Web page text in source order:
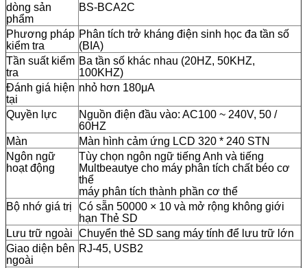
dòng sản
phẩm
BS-BCA2C
Phương pháp
kiểm tra
Phân tích trở kháng điện sinh học đa tần số
(BIA)
Tần suất kiểm
tra
Ba tần số khác nhau (20HZ, 50KHZ,
100KHZ)
Đánh giá hiện
tại
nhỏ hơn 180μA
Quyền lực
Nguồn điện đầu vào: AC100 ~ 240V, 50 /
60HZ
Màn
Màn hình cảm ứng LCD 320 * 240 STN
Ngôn ngữ
hoạt động
Tùy chọn ngôn ngữ tiếng Anh và tiếng
Multbeautye cho máy phân tích chất béo cơ
thể
máy phân tích thành phần cơ thể
Bộ nhớ giá trị
Có sẵn 50000 × 10 và mở rộng không giới
hạn Thẻ SD
Lưu trữ ngoài Chuyển thẻ SD sang máy tính để lưu trữ lớn
Giao diện bên
ngoài
RJ-45, USB2